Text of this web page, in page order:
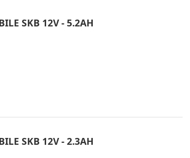
SKB 12V - 5.2AH
SKB 12V - 2.3AH